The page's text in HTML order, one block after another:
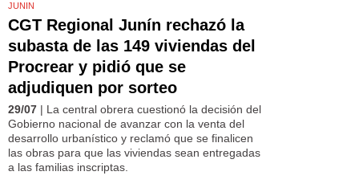
JUNIN
CGT Regional Junín rechazó la
subasta de las 149 viviendas del
Procrear y pidió que se
adjudiquen por sorteo
29/07 | La central obrera cuestionó la decisión del
Gobierno nacional de avanzar con la venta del
desarrollo urbanístico y reclamó que se finalicen
las obras para que las viviendas sean entregadas
a las familias inscriptas.